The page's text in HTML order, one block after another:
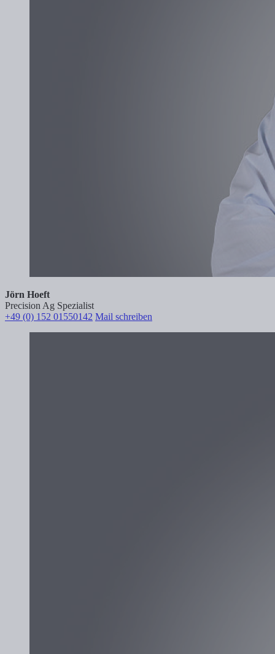
Jörn Hoeft
Precision Ag Spezialist
+49 (0) 152 01550142 Mail schreiben